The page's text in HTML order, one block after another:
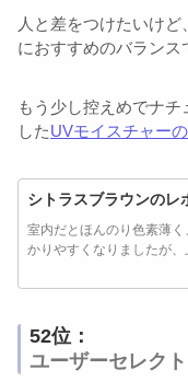
人と差をつけたいけ
におすすめのバランス
もう少し控えめでナ
したUVモイスチャー
シトラスブラウンのレ
室内だとほんのり色素薄
52位：
ユーザーセレク